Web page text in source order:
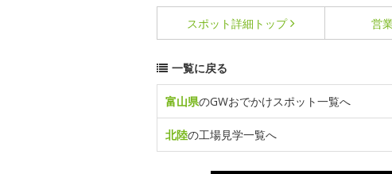
スポット詳細 トップ 営
一覧に戻る
富山県のGWおでかけスポット一覧へ
北陸の工場見学一覧へ